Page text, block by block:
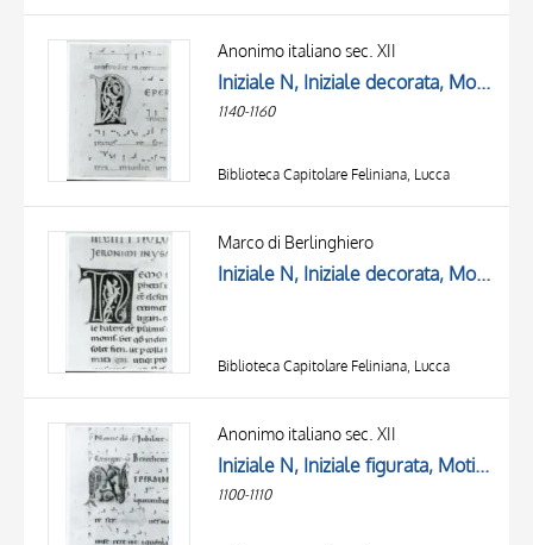
Anonimo italiano sec. XII
Iniziale N, Iniziale decorata, Motivi decorativi fitomorfi
1140-1160
Biblioteca Capitolare Feliniana, Lucca
Marco di Berlinghiero
Iniziale N, Iniziale decorata, Motivi decorativi fitomorfi
Biblioteca Capitolare Feliniana, Lucca
Anonimo italiano sec. XII
Iniziale N, Iniziale figurata, Motivi decorativi vegetali e zoomorfi, Motivi decorativi con uccelli, Pesce
1100-1110